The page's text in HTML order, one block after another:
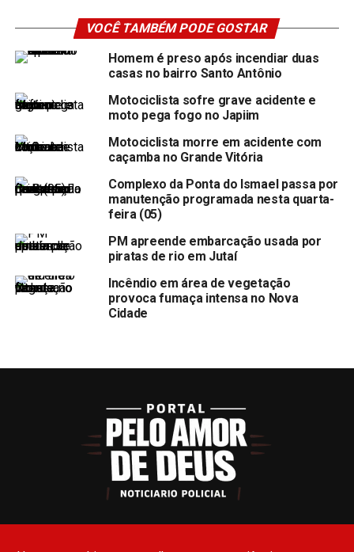
VOCÊ TAMBÉM PODE GOSTAR
Homem é preso após incendiar duas
casas no bairro Santo Antônio
Motociclista sofre grave acidente e
moto pega fogo no Japiim
Motociclista morre em acidente com
caçamba no Grande Vitória
Complexo da Ponta do Ismael passa por
manutenção programada nesta quarta-
feira (05)
PM apreende embarcação usada por
piratas de rio em Jutaí
Incêndio em área de vegetação
provoca fumaça intensa no Nova
Cidade